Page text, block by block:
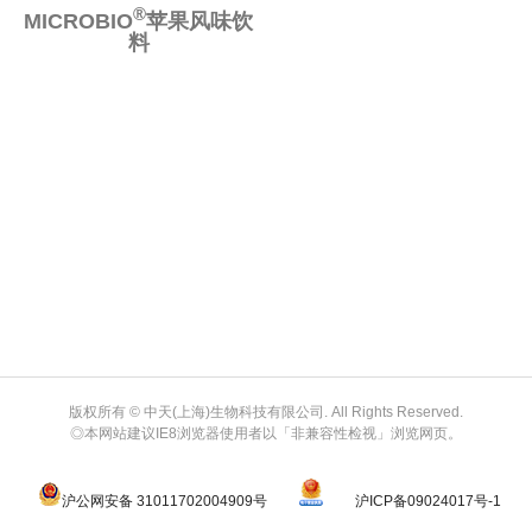
MICROBIO®苹果风味饮
料
版权所有 © 中天(上海)生物科技有限公司. All Rights Reserved.
◎本网站建议IE8浏览器使用者以「非兼容性检视」浏览网页。
沪公网安备 31011702004909号 沪ICP备09024017号-1